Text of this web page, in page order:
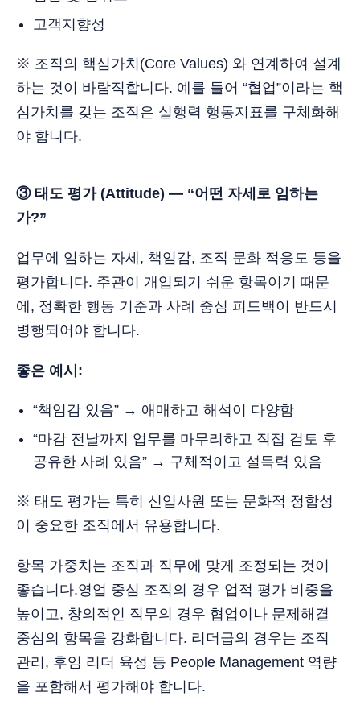
고객지향성
※ 조직의 핵심가치(Core Values) 와 연계하여 설계
하는 것이 바람직합니다. 예를 들어 “협업”이라는 핵
심가치를 갖는 조직은 실행력 행동지표를 구체화해
야 합니다.
③ 태도 평가 (Attitude) — “어떤 자세로 임하는
가?”
업무에 임하는 자세, 책임감, 조직 문화 적응도 등을
평가합니다. 주관이 개입되기 쉬운 항목이기 때문
에, 정확한 행동 기준과 사례 중심 피드백이 반드시
병행되어야 합니다.
좋은 예시:
“책임감 있음” → 애매하고 해석이 다양함
“마감 전날까지 업무를 마무리하고 직접 검토 후
공유한 사례 있음” → 구체적이고 설득력 있음
※ 태도 평가는 특히 신입사원 또는 문화적 정합성
이 중요한 조직에서 유용합니다.
항목 가중치는 조직과 직무에 맞게 조정되는 것이
좋습니다.영업 중심 조직의 경우 업적 평가 비중을
높이고, 창의적인 직무의 경우 협업이나 문제해결
중심의 항목을 강화합니다. 리더급의 경우는 조직
관리, 후임 리더 육성 등 People Management 역량
을 포함해서 평가해야 합니다.